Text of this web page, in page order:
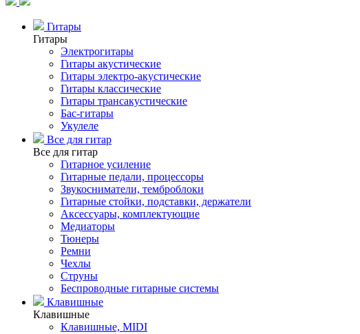
Гитары
Гитары
Электрогитары
Гитары акустические
Гитары электро-акустические
Гитары классические
Гитары трансакустические
Бас-гитары
Укулеле
Все для гитар
Все для гитар
Гитарное усиление
Гитарные педали, процессоры
Звукосниматели, темброблоки
Гитарные стойки, подставки, держатели
Аксессуары, комплектующие
Медиаторы
Тюнеры
Ремни
Чехлы
Струны
Беспроводные гитарные системы
Клавишные
Клавишные
Клавишные, MIDI